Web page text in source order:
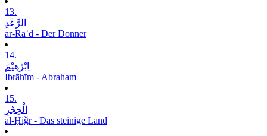
13.
الرَّعْدِ
ar-Raʿd - Der Donner
14.
اِبْرٰھِیْمَ
Ibrāhīm - Abraham
15.
الْحِجْرِ
al-Ḥiǧr - Das steinige Land